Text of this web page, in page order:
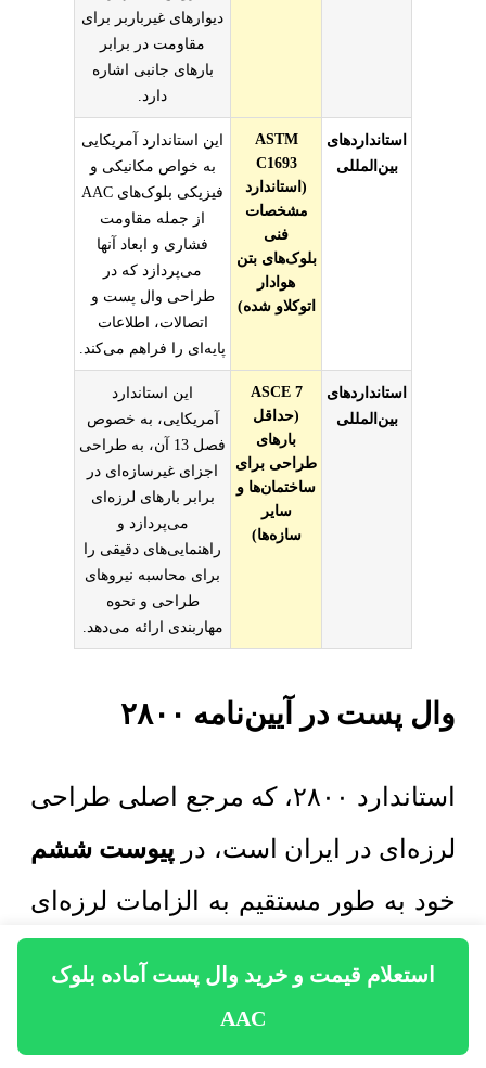
استعلام قیمت و خرید وال پست آماده بلوک
AAC
دیوارهای غیرباربر برای
مقاومت در برابر
بارهای جانبی اشاره
دارد.
استانداردهای
بین‌المللی
ASTM
C1693
(استاندارد
مشخصات
فنی
بلوک‌های بتن
هوادار
اتوکلاو شده)
این استاندارد آمریکایی
به خواص مکانیکی و
فیزیکی بلوک‌های AAC
از جمله مقاومت
فشاری و ابعاد آنها
می‌پردازد که در
طراحی وال پست و
اتصالات، اطلاعات
پایه‌ای را فراهم می‌کند.
استانداردهای
بین‌المللی
ASCE 7
(حداقل
بارهای
طراحی برای
ساختمان‌ها و
سایر
سازه‌ها)
این استاندارد
آمریکایی، به خصوص
فصل 13 آن، به طراحی
اجزای غیرسازه‌ای در
برابر بارهای لرزه‌ای
می‌پردازد و
راهنمایی‌های دقیقی را
برای محاسبه نیروهای
طراحی و نحوه
مهاربندی ارائه می‌دهد.
وال پست در آیین‌نامه ۲۸۰۰
استاندارد ۲۸۰۰، که مرجع اصلی طراحی
لرزه‌ای در ایران است، در پیوست ششم
خود به طور مستقیم به الزامات لرزه‌ای
می‌پردازد. این پیوست بر لزوم مهار
کردن دیوارهای غیرسازه‌ای به اسکلت